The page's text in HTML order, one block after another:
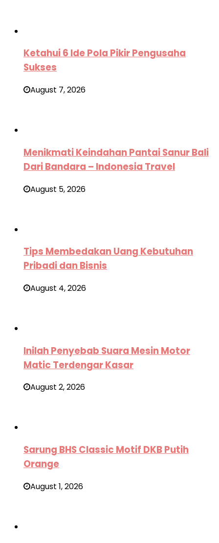
Ketahui 6 Ide Pola Pikir Pengusaha
Sukses
August 7, 2026
Menikmati Keindahan Pantai Sanur Bali
Dari Bandara – Indonesia Travel
August 5, 2026
Tips Membedakan Uang Kebutuhan
Pribadi dan Bisnis
August 4, 2026
Inilah Penyebab Suara Mesin Motor
Matic Terdengar Kasar
August 2, 2026
Sarung BHS Classic Motif DKB Putih
Orange
August 1, 2026